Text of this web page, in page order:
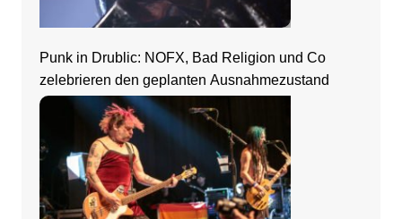
Punk in Drublic: NOFX, Bad Religion und Co
zelebrieren den geplanten Ausnahmezustand